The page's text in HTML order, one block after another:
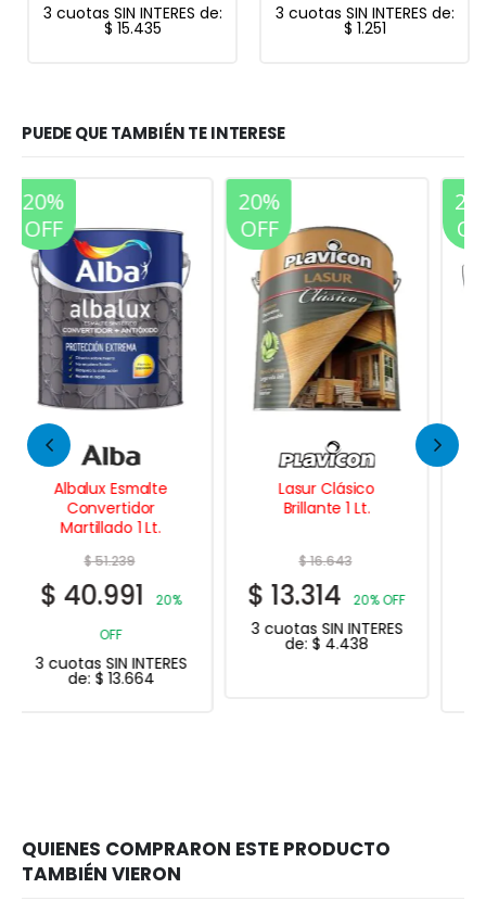
3 cuotas SIN INTERES de:
$ 15.435
3 cuotas SIN INTERES de:
$ 1.251
PUEDE QUE TAMBIÉN TE INTERESE
20%
OFF
Lasur Clásico
Brillante 1 Lt.
$16.643
$13.314 20% OFF
3 cuotas SIN INTERES
de:
20%
OFF
Albalatex Design
Toque de Luz
$28.979
$23.183
20%
OFF